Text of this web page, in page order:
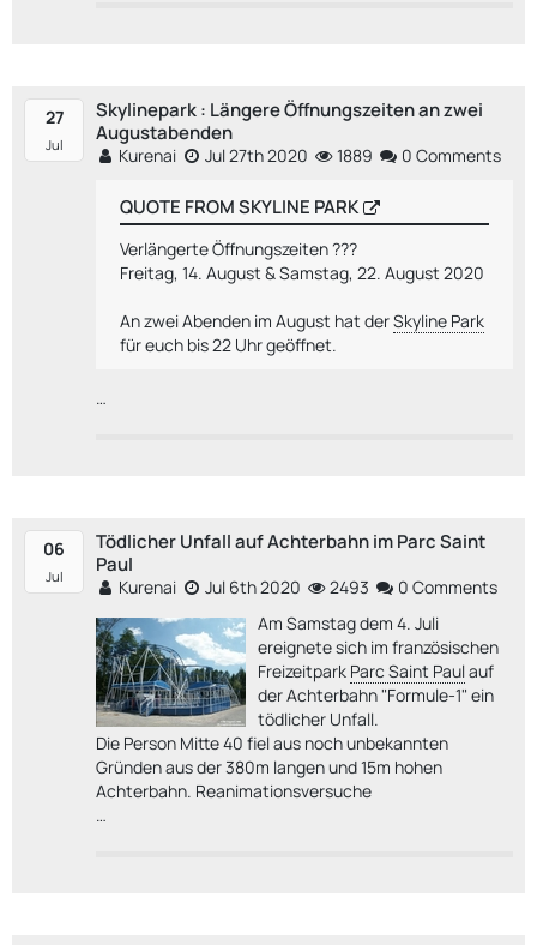
27
Jul
Skylinepark : Längere Öffnungszeiten an zwei
Augustabenden
Kurenai Jul 27th 2020 1889 0 Comments
QUOTE FROM SKYLINE PARK
Verlängerte Öffnungszeiten ???
Freitag, 14. August & Samstag, 22. August 2020
An zwei Abenden im August hat derSkyline Park
für euch bis 22 Uhr geöffnet.
…
06
Jul
Tödlicher Unfall auf Achterbahn im Parc Saint
Paul
Kurenai Jul 6th 2020 2493
0 Comments
Am Samstag dem 4. Juli
ereignete sich im französischen
Freizeitpark Parc Saint Paulauf
der Achterbahn "Formule-1" ein
tödlicher Unfall.
Die Person Mitte 40 fiel aus noch unbekannten
Gründen aus der 380m langen und 15m hohen
Achterbahn. Reanimationsversuche
…